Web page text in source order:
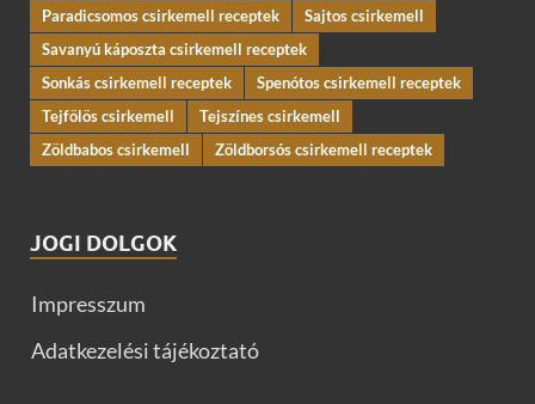
Paradicsomos csirkemell receptek
Sajtos csirkemell
Savanyú káposzta csirkemell receptek
Sonkás csirkemell receptek
Spenótos csirkemell receptek
Tejfölös csirkemell
Tejszínes csirkemell
Zöldbabos csirkemell
Zöldborsós csirkemell receptek
JOGI DOLGOK
Impresszum
Adatkezelési tájékoztató